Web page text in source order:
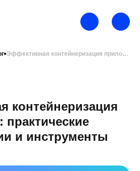
Эффективная контейнеризация приложений: практические рекомендации и инструменты
контейнеризация
и инструменты